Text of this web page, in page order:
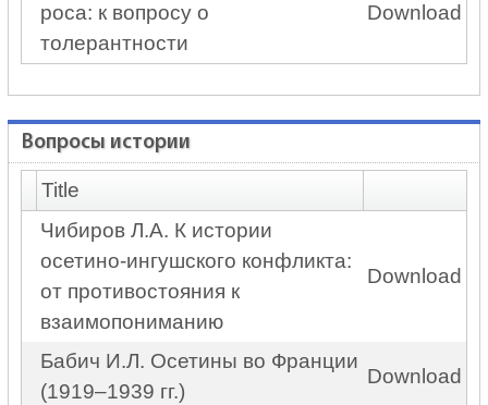
роса: к вопросу о
толерантности
Download
Вопросы истории
Title
Чибиров Л.А. К истории
осетино-ингушского конфликта:
от противостояния к
взаимопониманию
Download
Бабич И.Л. Осетины во Франции
(1919–1939 гг.)
Download